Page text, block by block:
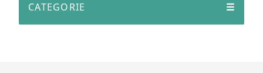
CATEGORIE ☰